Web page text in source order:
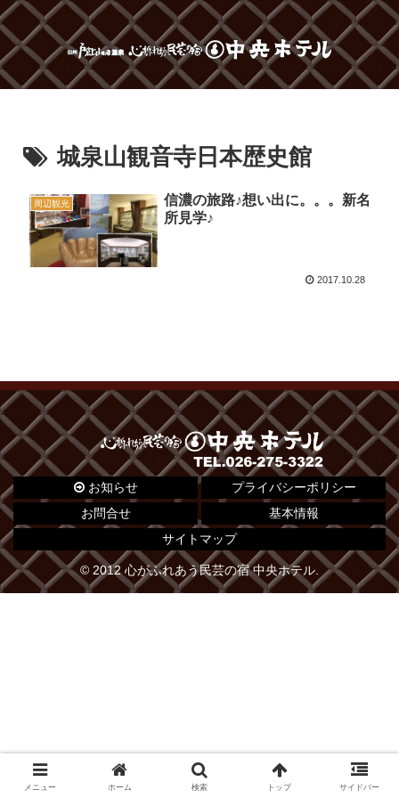
城泉山観音寺日本歴史館
周辺観光
信濃の旅路♪想い出に。。。新名
所見学♪
2017.10.28
お知らせ
プライバシーポリシー
お問合せ
基本情報
サイトマップ
© 2012 心がふれあう民芸の宿 中央ホテル.
メニュー ホーム 検索 トップ サイドバー